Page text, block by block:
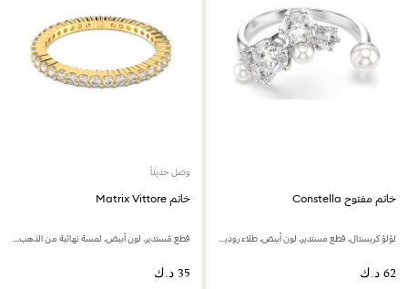
خاتم مفتوح Constella
لؤلؤ كريستال، قطع مستدير، لون أبيض، طلاء روديوم
وصل حديثاً
خاتم Matrix Vittore
قطع مُستدير، لون أبيض، لمسة نهائية من الذهب عيار 18 قيراط